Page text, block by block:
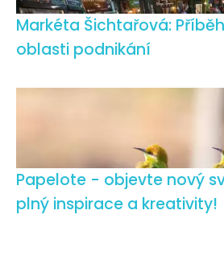
Markéta Šichtařová:
oblasti podnikání
Papelote - objevte nový
plný inspirace a kreativity!